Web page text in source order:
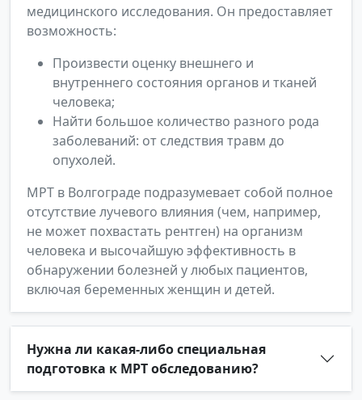
медицинского исследования. Он предоставляет
возможность:
Произвести оценку внешнего и
внутреннего состояния органов и тканей
человека;
Найти большое количество разного рода
заболеваний: от следствия травм до
опухолей.
МРТ в Волгограде подразумевает собой полное
отсутствие лучевого влияния (чем, например,
не может похвастать рентген) на организм
человека и высочайшую эффективность в
обнаружении болезней у любых пациентов,
включая беременных женщин и детей.
Нужна ли какая-либо специальная
подготовка к МРТ обследованию?